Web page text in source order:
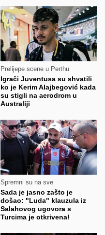
Prelijepe scene u Perthu
Igrači Juventusa su shvatili
ko je Kerim Alajbegović kada
su stigli na aerodrom u
Australiji
Spremni su na sve
Sada je jasno zašto je
došao: "Luda" klauzula iz
Salahovog ugovora s
Turcima je otkrivena!